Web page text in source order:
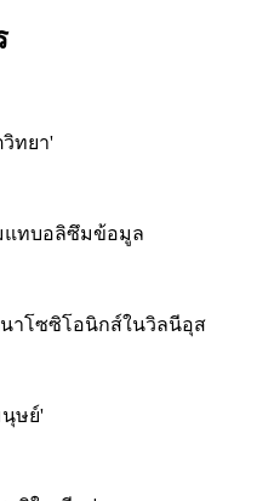
วิทยา'
แทบอลิซึมข้อมูล
ฒนาโซซิโอนิกส์ในวิลนีอุส
ษย์'